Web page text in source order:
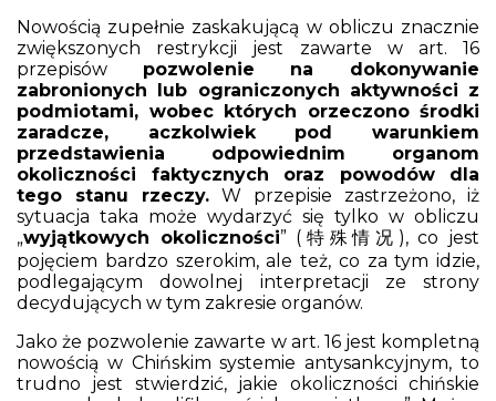
Nowością zupełnie zaskakującą w obliczu znacznie
zwiększonych restrykcji jest zawarte w art. 16
przepisów pozwolenie na dokonywanie
zabronionych lub ograniczonych aktywności z
podmiotami, wobec których orzeczono środki
zaradcze, aczkolwiek pod warunkiem
przedstawienia odpowiednim organom
okoliczności faktycznych oraz powodów dla
tego stanu rzeczy. W przepisie zastrzeżono, iż
sytuacja taka może wydarzyć się tylko w obliczu
„wyjątkowych okoliczności” (特殊情况), co jest
pojęciem bardzo szerokim, ale też, co za tym idzie,
podlegającym dowolnej interpretacji ze strony
decydujących w tym zakresie organów.
Jako że pozwolenie zawarte w art. 16 jest kompletną
nowością w Chińskim systemie antysankcyjnym, to
trudno jest stwierdzić, jakie okoliczności chińskie